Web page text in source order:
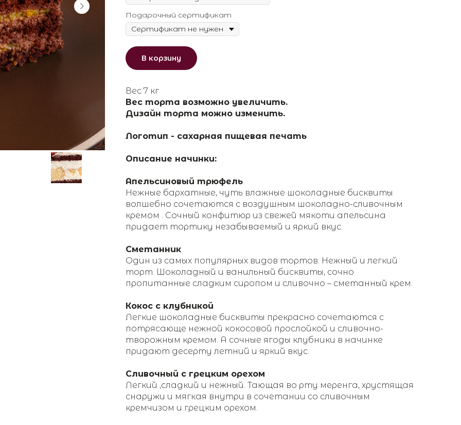
Подарочный сертификат
В корзину
Вес 7 кг
Вес торта возможно увеличить.
Дизайн торта можно изменить.
Логотип - сахарная пищевая печать
Описание начинки:
Апельсиновый трюфель
Нежные бархатные, чуть влажные шоколадные бисквиты
волшебно сочетаются с воздушным шоколадно-сливочным
кремом . Сочный конфитюр из свежей мякоти апельсина
придает тортику незабываемый и яркий вкус.
Сметанник
Один из самых популярных видов тортов. Нежный и легкий
торт. Шоколадный и ванильный бисквиты, сочно
пропитанные сладким сиропом и сливочно – сметанный крем.
Кокос с клубникой
Легкие шоколадные бисквиты прекрасно сочетаются с
потрясающе нежной кокосовой прослойкой и сливочно-
творожным кремом. А сочные ягоды клубники в начинке
придают десерту летний и яркий вкус.
Сливочный с грецким орехом
Легкий ,сладкий и нежный. Тающая во рту меренга, хрустящая
снаружи и мягкая внутри в сочетании со сливочным
кремчизом и грецким орехом.